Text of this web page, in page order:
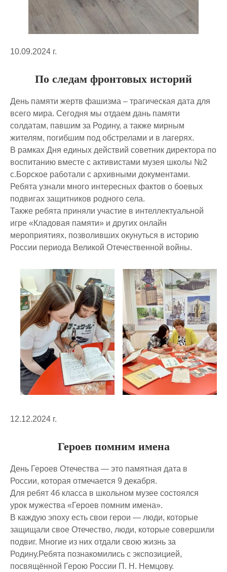
10.09.2024 г.
По следам фронтовых историй
День памяти жертв фашизма – трагическая дата для
всего мира. Сегодня мы отдаем дань памяти
солдатам, павшим за Родину, а также мирным
жителям, погибшим под обстрелами и в лагерях.
В рамках Дня единых действий советник директора по
воспитанию вместе с активистами музея школы №2
с.Борское работали с архивными документами.
Ребята узнали много интересных фактов о боевых
подвигах защитников родного села.
Также ребята приняли участие в интеллектуальной
игре «Кладовая памяти» и других онлайн
мероприятиях, позволивших окунуться в историю
России периода Великой Отечественной войны.
12.12.2024 г.
Героев помним имена
День Героев Отечества — это памятная дата в
России, которая отмечается 9 декабря.
Для ребят 4б класса в школьном музее состоялся
урок мужества «Героев помним имена».
В каждую эпоху есть свои герои — люди, которые
защищали свое Отечество, люди, которые совершили
подвиг. Многие из них отдали свою жизнь за
Родину.Ребята познакомились с экспозицией,
посвящённой Герою России П. Н. Немцову.